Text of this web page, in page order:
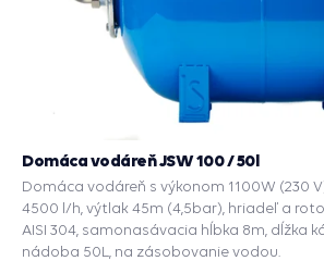
Domáca vodáreň JSW 100 / 50l
Domáca vodáreň s výkonom 1100W (230
4500 l/h, výtlak 45m (4,5bar), hriadeľ a
AISI 304, samonasávacia hĺbka 8m, dĺžka
nádoba 50L, na zásobovanie vodou.